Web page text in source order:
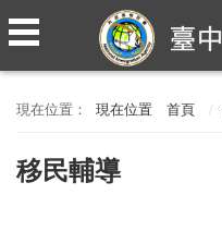
現在位置 首頁
移民輔導